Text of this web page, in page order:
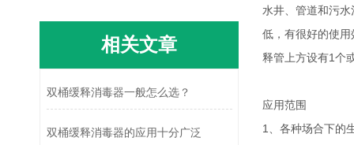
水井、管道和污
低，有很好的使
释管上方设有1个
应用范围
1、各种场合下的
相关文章
双桶缓释消毒器一般怎么选？
双桶缓释消毒器的应用十分广泛